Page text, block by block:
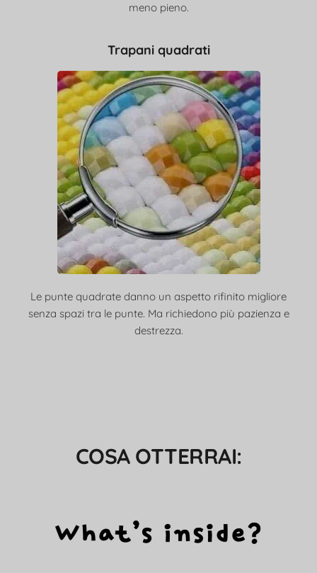
meno pieno.
Trapani quadrati
Le punte quadrate danno un aspetto rifinito migliore
senza spazi tra le punte. Ma richiedono più pazienza e
destrezza.
COSA OTTERRAI: